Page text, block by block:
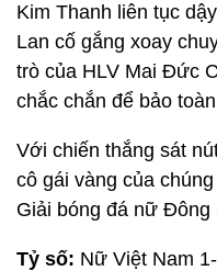
Kim Thanh liên tục
Lan cố gắng xoay
trò của HLV Mai Đức
chắc chắn để bảo
Với chiến thắng sát
cô gái vàng của
Giải bóng đá nữ Đông
Tỷ số: Nữ Việt Nam